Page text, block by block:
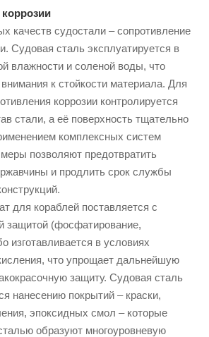
коррозии
качеств судостали – сопротивление
Судовая сталь эксплуатируется в
влажности и соленой воды, что
к стойкости материала. Для
коррозии контролируется
стали, а её поверхность тщательно
комплексных систем
позволяют предотвратить
ржавчины и продлить срок службы
для кораблей поставляется с
защитой (фосфатирование,
изготавливается в условиях
что упрощает дальнейшую
защиту. Судовая сталь
нанесению покрытий – краски,
эпоксидных смол – которые
образуют многоуровневую